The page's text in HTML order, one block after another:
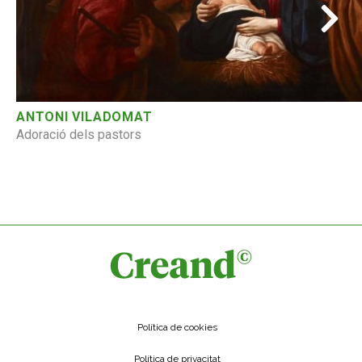
ANTONI VILADOMAT
Adoració dels pastors
Política de cookies
Política de privacitat